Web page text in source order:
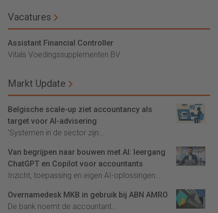
Vacatures
Assistant Financial Controller
Vitals Voedingssupplementen BV
Markt Update
Belgische scale-up ziet accountancy als
target voor AI-advisering
'Systemen in de sector zijn...
Van begrijpen naar bouwen met AI: leergang
ChatGPT en Copilot voor accountants
Inzicht, toepassing en eigen AI-oplossingen...
Overnamedesk MKB in gebruik bij ABN AMRO
De bank noemt de accountant...